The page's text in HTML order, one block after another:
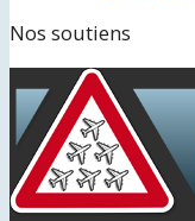
Nos soutiens